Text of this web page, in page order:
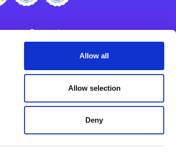
Allow all
Allow selection
Deny
Support
Impressum